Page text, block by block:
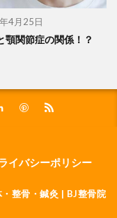
4月25日
顎関節症の関係！？
イバシーポリシー
整骨・鍼灸 | BJ整骨院